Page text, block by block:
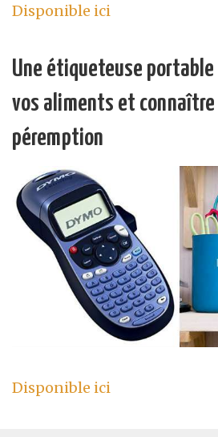
Disponible ici
Une étiqueteuse
vos aliments et
péremption
Disponible ici